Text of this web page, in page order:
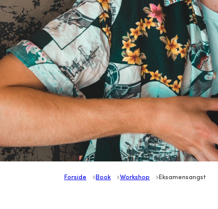
Forside Book Workshop Eksamensangst